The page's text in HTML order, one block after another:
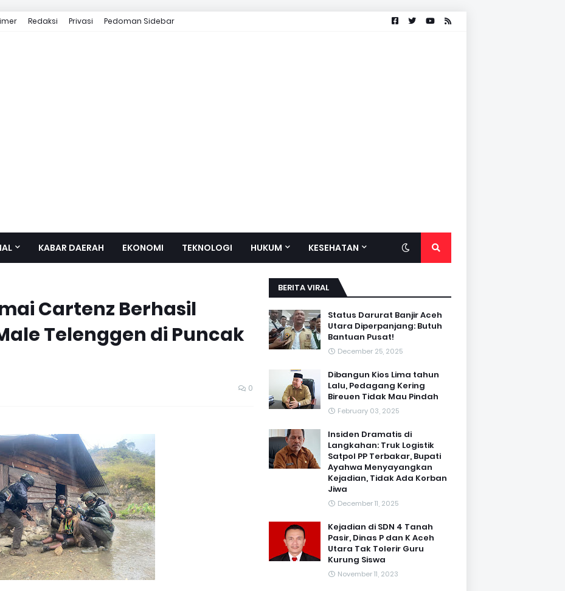
Redaksi Privasi Pedoman Sidebar
KABAR DAERAH EKONOMI TEKNOLOGI HUKUM KESEHATAN
Cartenz Berhasil
Telenggen di Puncak
0
BERITA VIRAL
Status Darurat Banjir Aceh
Utara Diperpanjang: Butuh
Bantuan Pusat!
December 25, 2025
Dibangun Kios Lima tahun
Lalu, Pedagang Kering
Bireuen Tidak Mau Pindah
February 03, 2025
Insiden Dramatis di
Langkahan: Truk Logistik
Satpol PP Terbakar, Bupati
Ayahwa Menyayangkan
Kejadian, Tidak Ada Korban
Jiwa
December 11, 2025
Kejadian di SDN 4 Tanah
Pasir, Dinas P dan K Aceh
Utara Tak Tolerir Guru
Kurung Siswa
November 11, 2023